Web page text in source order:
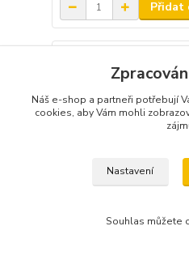
Přidat
Náš e-shop a partneři potřebují
cookies, aby Vám mohli
Nastavení
Souhlas můžete